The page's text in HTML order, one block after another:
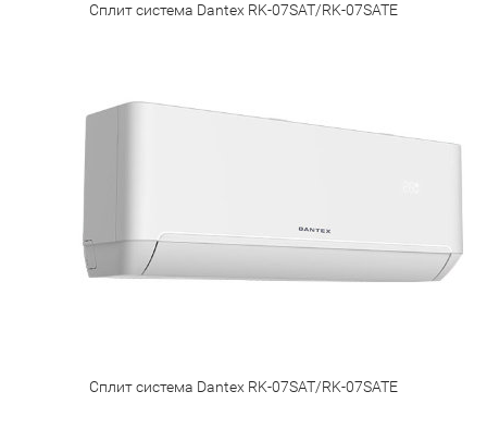
Сплит система Dantex RK-07SAT/RK-07SATE
Сплит система Dantex RK-07SAT/RK-07SATE